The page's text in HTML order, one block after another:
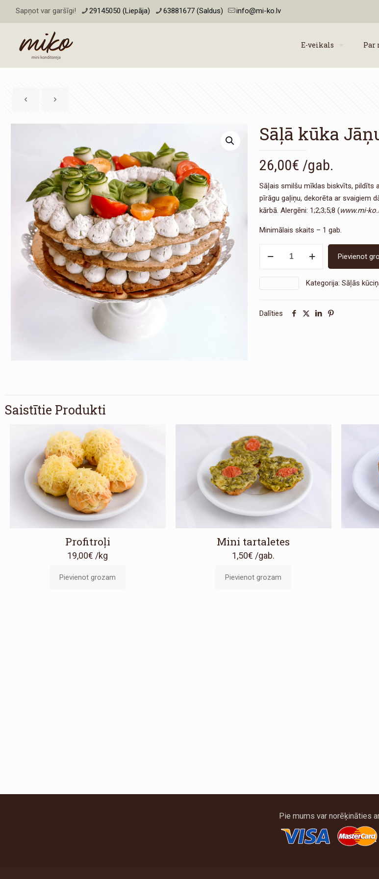
Sapņot var garšīgi! 29145050 (Liepāja) 63881677 (Saldus) info@mi-ko.lv
E-veikals Par
Sāļā kūka
26,00€ /gab.
Sāļais smilšu mīklas biskvīts, pildīts
pīrāgu gaļiņu, dekorēta ar svaigiem
kārbā. Alergēni: 1;2;3;5;8 (www.mi-
Minimālais skaits – 1 gab.
Pievienot
Kategorija:Sāļās
Dalīties
Saistītie Produkti
Profitroļi
19,00€ /kg
Pievienot grozam
Mini tartaletes
1,50€ /gab.
Pievienot grozam
Pie mums var norēķināties